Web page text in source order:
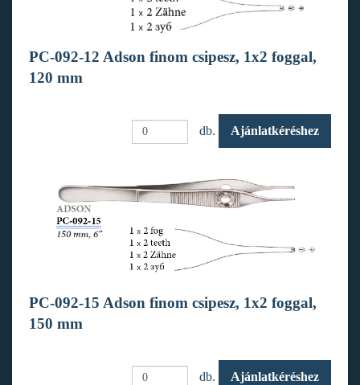
PC-092-12 Adson finom csipesz, 1x2 foggal,
120 mm
db. Ajánlatkéréshez
PC-092-15 Adson finom csipesz, 1x2 foggal,
150 mm
db. Ajánlatkéréshez